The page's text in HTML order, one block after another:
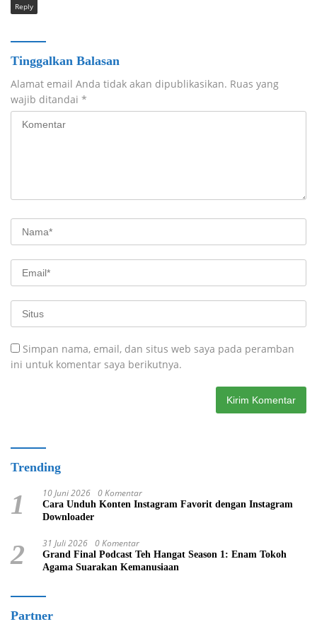
Reply
Tinggalkan Balasan
Alamat email Anda tidak akan dipublikasikan. Ruas yang
wajib ditandai *
Simpan nama, email, dan situs web saya pada peramban
ini untuk komentar saya berikutnya.
Trending
1 10 Juni 2026 0 Komentar
Cara Unduh Konten Instagram Favorit dengan Instagram
Downloader
2 31 Juli 2026 0 Komentar
Grand Final Podcast Teh Hangat Season 1: Enam Tokoh
Agama Suarakan Kemanusiaan
Partner